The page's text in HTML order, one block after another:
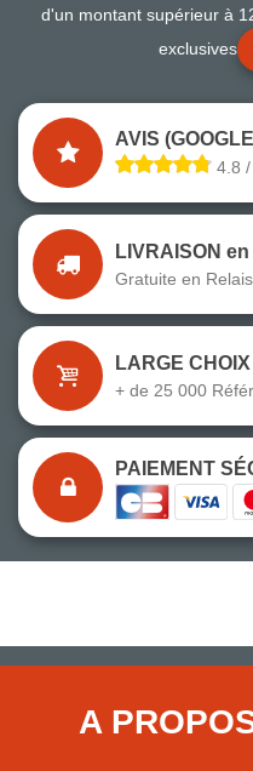
d'un montant supérieur à
exclusives
AVIS
4.8
LIVRAISON en
Gratuite en
LARGE CHOIX
+ de 25 000
PAIEMENT
A